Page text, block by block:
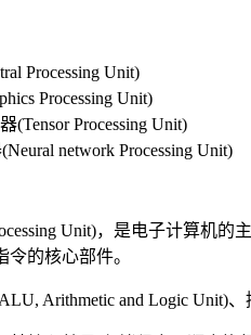
Processing Unit)
Processing Unit)
(Tensor Processing Unit)
network Processing Unit)
Unit)，是电子计算机
的核心部件。
Arithmetic and Logic Unit)